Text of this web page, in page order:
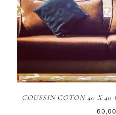
COUSSIN COTON 40 X
60,00